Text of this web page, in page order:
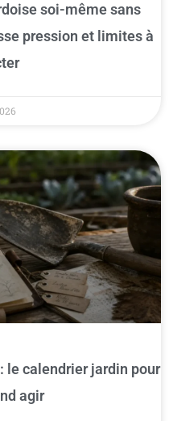
soi-même sans
pression et limites à
le calendrier jardin pour
agir